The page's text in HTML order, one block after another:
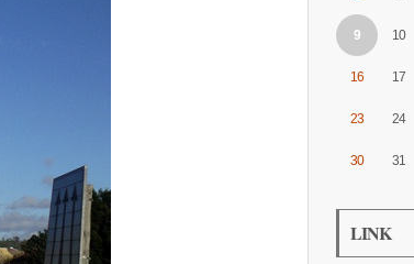
9 10
16 17
23 24
30 31
LINK